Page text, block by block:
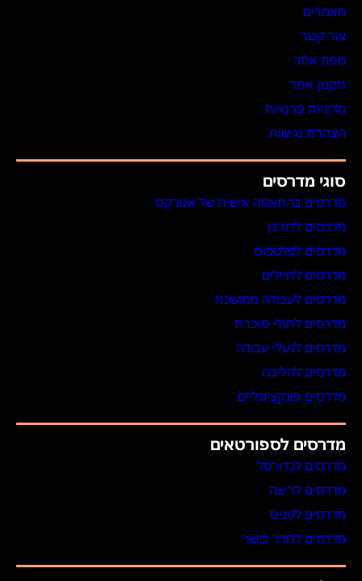
מאמרים
צור קשר
מפת אתר
תקנון אתר
מדיניות פרטיות
הצהרת נגישות
סוגי מדרסים
מדרסים בהתאמה אישית של אטרקס
מדרסים לדורבן
מדרסים לפלטפוס
מדרסים לחיילים
מדרסים לעבודה ממושכת
מדרסים לחולי סוכרת
מדרסים לנעלי עבודה
מדרסים להליכה
מדרסים פונקציונליים
מדרסים לספורטאים
מדרסים לכדורסל
מדרסים לריצה
מדרסים לטניס
מדרסים לחדר כושר